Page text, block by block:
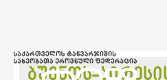
ბუენოს-